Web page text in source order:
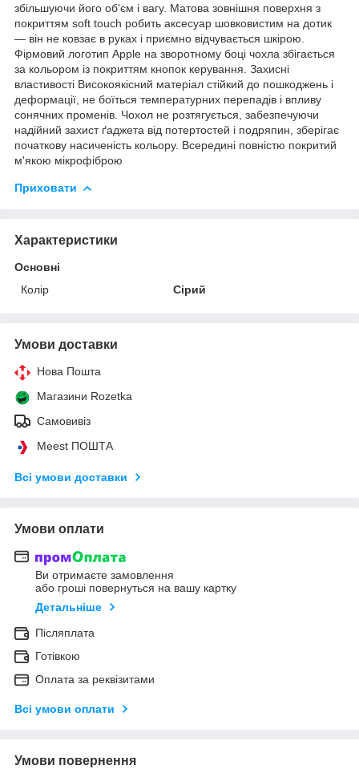
збільшуючи його об'єм і вагу. Матова зовнішня поверхня з
покриттям soft touch робить аксесуар шовковистим на дотик
— він не ковзає в руках і приємно відчувається шкірою.
Фірмовий логотип Apple на зворотному боці чохла збігається
за кольором із покриттям кнопок керування. Захисні
властивості Високоякісний матеріал стійкий до пошкоджень і
деформації, не боїться температурних перепадів і впливу
сонячних променів. Чохол не розтягується, забезпечуючи
надійний захист ґаджета від потертостей і подряпин, зберігає
початкову насиченість кольору. Всередині повністю покритий
м'якою мікрофіброю
Приховати
Характеристики
Основні
Колір
Сірий
Умови доставки
Нова Пошта
Магазини Rozetka
Самовивіз
Meest ПОШТА
Всі умови доставки
Умови оплати
Ви отримаєте замовлення
або гроші повернуться на вашу картку
Детальніше
Післяплата
Готівкою
Оплата за реквізитами
Всі умови оплати
Умови повернення